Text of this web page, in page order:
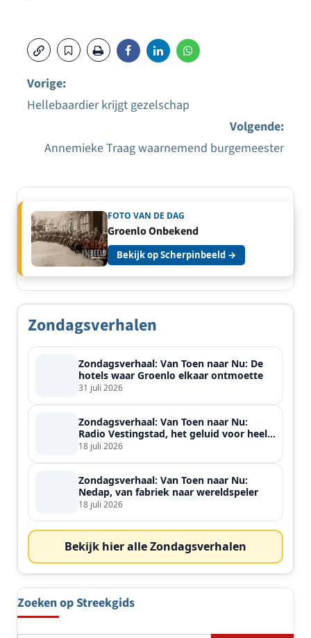
navigatie
Vorige:
Hellebaardier krijgt gezelschap
Volgende:
Annemieke Traag waarnemend burgemeester
FOTO VAN DE DAG
Groenlo Onbekend
Bekijk op Scherpinbeeld →
Zondagsverhalen
Zondagsverhaal: Van Toen naar Nu: De
hotels waar Groenlo elkaar ontmoette
31 juli 2026
Zondagsverhaal: Van Toen naar Nu:
Radio Vestingstad, het geluid voor heel
de streek
18 juli 2026
Zondagsverhaal: Van Toen naar Nu:
Nedap, van fabriek naar wereldspeler
18 juli 2026
Bekijk hier alle Zondagsverhalen
Zoeken op Streekgids